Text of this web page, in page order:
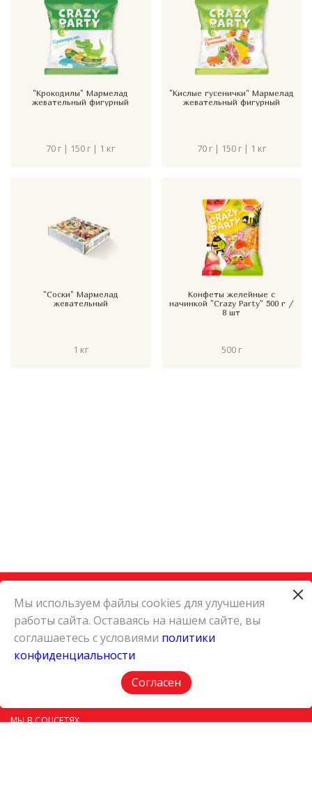
"Крокодилы" Мармелад
жевательный фигурный
70 г | 150 г | 1 кг
"Кислые гусенички" Мармелад
жевательный фигурный
70 г | 150 г | 1 кг
"Соски" Мармелад
жевательный
1 кг
Конфеты желейные с
начинкой "Crazy Party" 500 г /
8 шт
500 г
КАТАЛОГ
КАРЬЕРА
О КОМПАНИИ
ПОЛИТИКА КОНФИДЕНЦИАЛЬНОСТИ
МЫ В СОЦСЕТЯХ
Мы используем файлы cookies для улучшения
работы сайта. Оставаясь на нашем сайте, вы
соглашаетесь с условиями политики
конфиденциальности
Согласен